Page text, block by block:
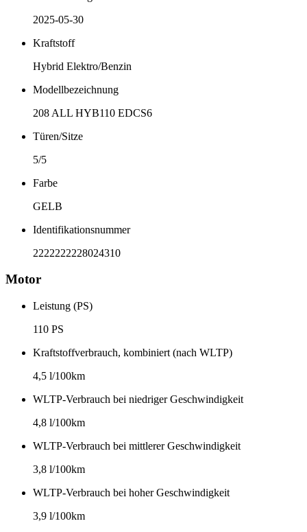
2025-05-30
Kraftstoff
Hybrid Elektro/Benzin
Modellbezeichnung
208 ALL HYB110 EDCS6
Türen/Sitze
5/5
Farbe
GELB
Identifikationsnummer
2222222228024310
Motor
Leistung (PS)
110 PS
Kraftstoffverbrauch, kombiniert (nach WLTP)
4,5 l/100km
WLTP-Verbrauch bei niedriger Geschwindigkeit
4,8 l/100km
WLTP-Verbrauch bei mittlerer Geschwindigkeit
3,8 l/100km
WLTP-Verbrauch bei hoher Geschwindigkeit
3,9 l/100km